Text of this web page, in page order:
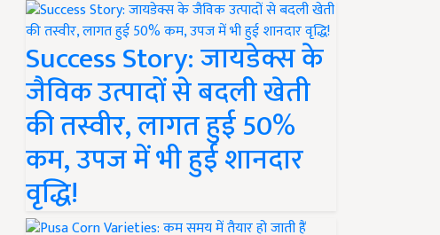
Success Story: जायडेक्स के
जैविक उत्पादों से बदली खेती
की तस्वीर, लागत हुई 50%
कम, उपज में भी हुई शानदार
वृद्धि!